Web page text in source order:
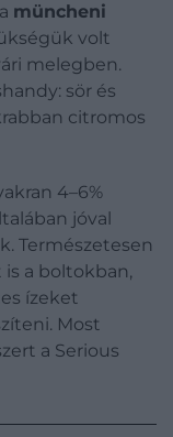
müncheni
volt
melegben.
sör és
citromos
4–6%
jóval
Természetesen
a boltokban,
ízeket
Most
a Serious